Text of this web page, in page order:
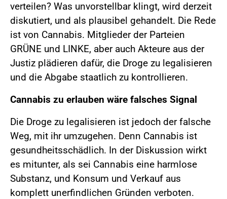
verteilen? Was unvorstellbar klingt, wird derzeit
diskutiert, und als plausibel gehandelt. Die Rede
ist von Cannabis. Mitglieder der Parteien
GRÜNE und LINKE, aber auch Akteure aus der
Justiz plädieren dafür, die Droge zu legalisieren
und die Abgabe staatlich zu kontrollieren.
Cannabis zu erlauben wäre falsches Signal
Die Droge zu legalisieren ist jedoch der falsche
Weg, mit ihr umzugehen. Denn Cannabis ist
gesundheitsschädlich. In der Diskussion wirkt
es mitunter, als sei Cannabis eine harmlose
Substanz, und Konsum und Verkauf aus
komplett unerfindlichen Gründen verboten.